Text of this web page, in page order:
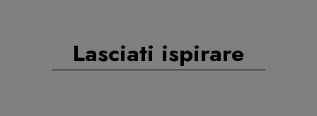
Lasciati ispirare